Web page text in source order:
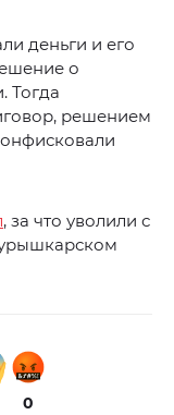
деньги и его
о
Тогда
решением
, за что уволили с
0